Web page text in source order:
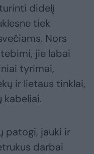
didelį
tiek
Nors
jie labai
tyrimai,
ir lietaus tinklai,
patogi, jauki ir
darbai